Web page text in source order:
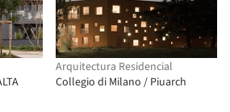
Arquitectura Residencial
Collegio di Milano / Piuarch